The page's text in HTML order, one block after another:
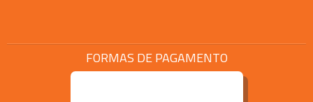
FORMAS DE PAGAMENTO